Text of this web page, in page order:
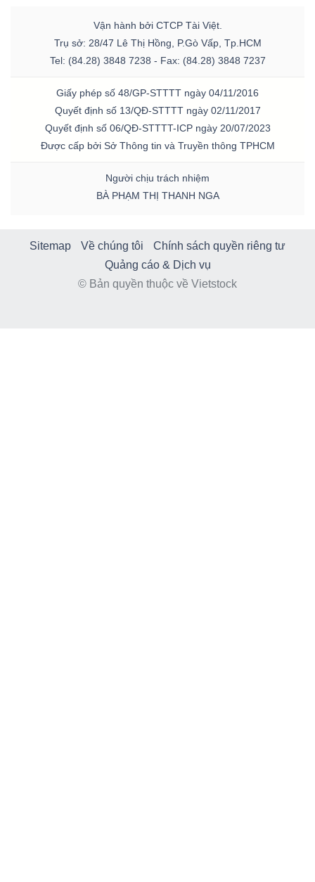
Vận hành bởi CTCP Tài Việt.
Trụ sở: 28/47 Lê Thị Hồng, P.Gò Vấp, Tp.HCM
Tel: (84.28) 3848 7238 - Fax: (84.28) 3848 7237
Giấy phép số 48/GP-STTTT ngày 04/11/2016
Quyết định số 13/QĐ-STTTT ngày 02/11/2017
Quyết định số 06/QĐ-STTTT-ICP ngày 20/07/2023
Được cấp bởi Sở Thông tin và Truyền thông TPHCM
Người chịu trách nhiệm
BÀ PHẠM THỊ THANH NGA
Sitemap Về chúng tôi
Chính sách quyền riêng tư
Quảng cáo & Dịch vụ
© Bản quyền thuộc về Vietstock